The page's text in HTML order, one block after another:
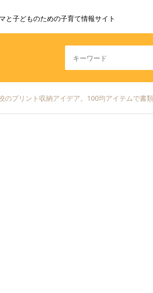
と子どものための子育て情報サイト
のプリント収納アイデア。100均アイテムで書